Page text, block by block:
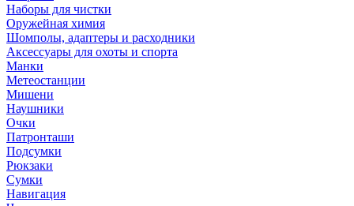
Наборы для чистки
Оружейная химия
Шомполы, адаптеры и расходники
Аксессуары для охоты и спорта
Манки
Метеостанции
Мишени
Наушники
Очки
Патронташи
Подсумки
Рюкзаки
Сумки
Навигация